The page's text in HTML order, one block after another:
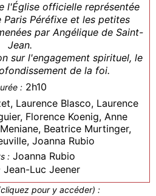
l'Église officielle représentée
Péréfixe et les petites
par Angélique de Saint-
Jean.
sur l'engagement spirituel, le
de la foi.
: 2h10
Laurence Blasco, Laurence
Florence Koenig, Anne
Beatrice Murtinger,
Joanna Rubio
: Joanna Rubio
Jean-Luc Jeener
pour y accéder) :